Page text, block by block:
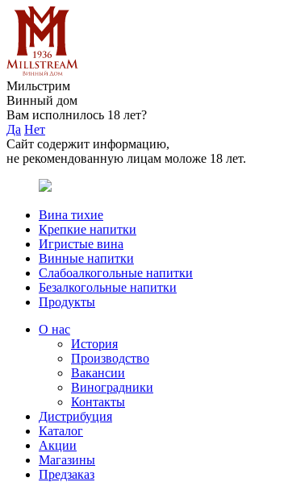
Мильстрим
Винный дом
Вам исполнилось 18 лет?
Да Нет
Сайт содержит информацию,
не рекомендованную лицам моложе 18 лет.
Вина тихие
Крепкие напитки
Игристые вина
Винные напитки
Слабоалкогольные напитки
Безалкогольные напитки
Продукты
О нас
История
Производство
Вакансии
Виноградники
Контакты
Дистрибуция
Каталог
Акции
Магазины
Предзаказ